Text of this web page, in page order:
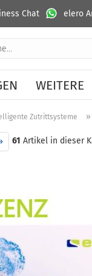
elero
Chat
WEITERE
Zutrittsysteme »
61 Artikel in dieser